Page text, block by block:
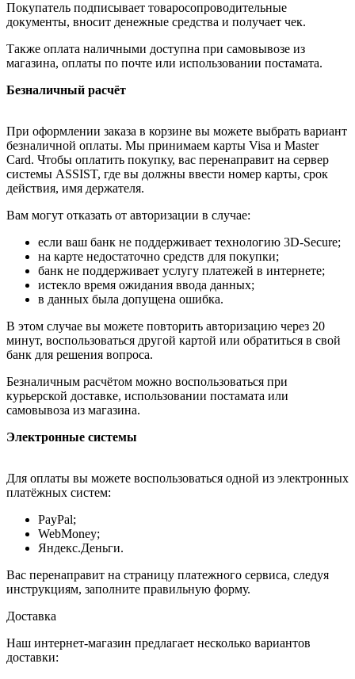
Покупатель подписывает товаросопроводительные
документы, вносит денежные средства и получает чек.
Также оплата наличными доступна при самовывозе из
магазина, оплаты по почте или использовании постамата.
Безналичный расчёт
При оформлении заказа в корзине вы можете выбрать вариант
безналичной оплаты. Мы принимаем карты Visa и Master
Card. Чтобы оплатить покупку, вас перенаправит на сервер
системы ASSIST, где вы должны ввести номер карты, срок
действия, имя держателя.
Вам могут отказать от авторизации в случае:
если ваш банк не поддерживает технологию 3D-Secure;
на карте недостаточно средств для покупки;
банк не поддерживает услугу платежей в интернете;
истекло время ожидания ввода данных;
в данных была допущена ошибка.
В этом случае вы можете повторить авторизацию через 20
минут, воспользоваться другой картой или обратиться в свой
банк для решения вопроса.
Безналичным расчётом можно воспользоваться при
курьерской доставке, использовании постамата или
самовывоза из магазина.
Электронные системы
Для оплаты вы можете воспользоваться одной из электронных
платёжных систем:
PayPal;
WebMoney;
Яндекс.Деньги.
Вас перенаправит на страницу платежного сервиса, следуя
инструкциям, заполните правильную форму.
Доставка
Наш интернет-магазин предлагает несколько вариантов
доставки: